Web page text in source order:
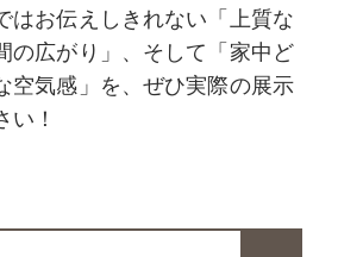
はお伝えしきれない「上質な
の広がり」、そして 「家中ど
気感」 を、ぜひ実際の展示
！